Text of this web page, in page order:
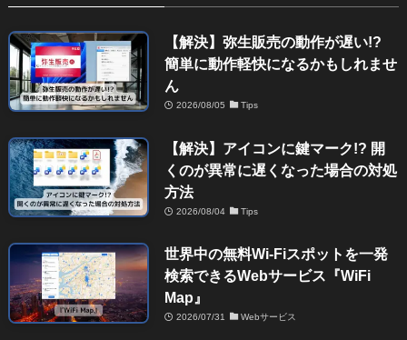
【解決】弥生販売の動作が遅い!?
簡単に動作軽快になるかもしれませ
ん
2026/08/05 Tips
【解決】アイコンに鍵マーク!? 開
くのが異常に遅くなった場合の対処
方法
2026/08/04 Tips
世界中の無料Wi-Fiスポットを一発
検索できるWebサービス『WiFi
Map』
2026/07/31 Webサービス